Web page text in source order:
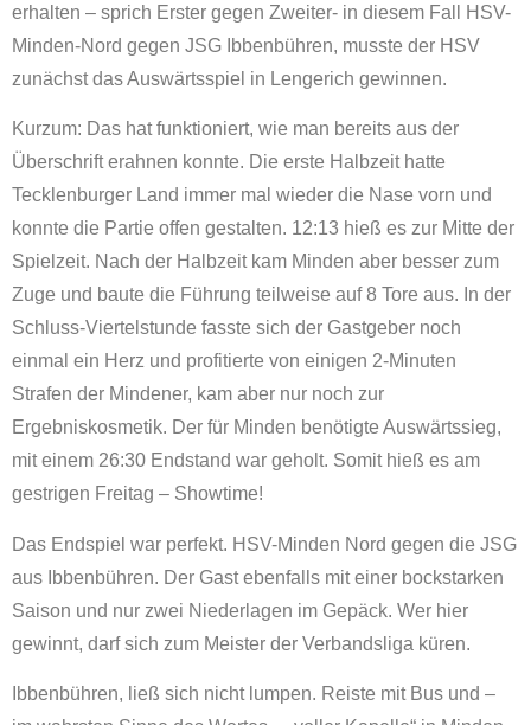
erhalten – sprich Erster gegen Zweiter- in diesem Fall HSV-
Minden-Nord gegen JSG Ibbenbühren, musste der HSV
zunächst das Auswärtsspiel in Lengerich gewinnen.
Kurzum: Das hat funktioniert, wie man bereits aus der
Überschrift erahnen konnte. Die erste Halbzeit hatte
Tecklenburger Land immer mal wieder die Nase vorn und
konnte die Partie offen gestalten. 12:13 hieß es zur Mitte der
Spielzeit. Nach der Halbzeit kam Minden aber besser zum
Zuge und baute die Führung teilweise auf 8 Tore aus. In der
Schluss-Viertelstunde fasste sich der Gastgeber noch
einmal ein Herz und profitierte von einigen 2-Minuten
Strafen der Mindener, kam aber nur noch zur
Ergebniskosmetik. Der für Minden benötigte Auswärtssieg,
mit einem 26:30 Endstand war geholt. Somit hieß es am
gestrigen Freitag – Showtime!
Das Endspiel war perfekt. HSV-Minden Nord gegen die JSG
aus Ibbenbühren. Der Gast ebenfalls mit einer bockstarken
Saison und nur zwei Niederlagen im Gepäck. Wer hier
gewinnt, darf sich zum Meister der Verbandsliga küren.
Ibbenbühren, ließ sich nicht lumpen. Reiste mit Bus und –